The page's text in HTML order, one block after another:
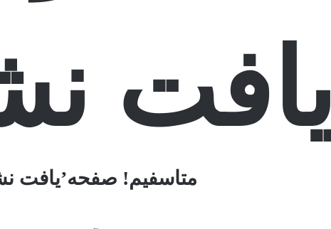
یافت
متاسفیم! صفحه’یافت